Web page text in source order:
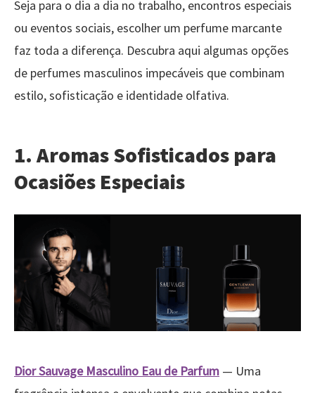
Seja para o dia a dia no trabalho, encontros especiais
ou eventos sociais, escolher um perfume marcante
faz toda a diferença. Descubra aqui algumas opções
de perfumes masculinos impecáveis que combinam
estilo, sofisticação e identidade olfativa.
1. Aromas Sofisticados para
Ocasiões Especiais
Dior Sauvage Masculino Eau de Parfum — Uma